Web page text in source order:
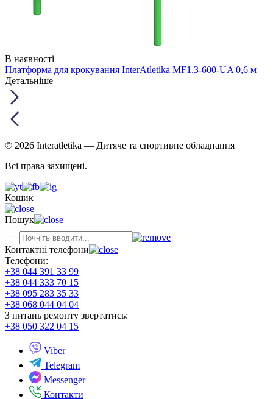
В наявності
Платформа для крокування InterAtletika MF1.3-600-UA 0,6 м
Детальніше
© 2026 Interatletika — Дитяче та спортивне обладнання
Всі права захищені.
Кошик
Пошук
Контактні телефони
Телефони:
+38 044 391 33 99
+38 044 333 70 15
+38 095 283 35 33
+38 068 044 04 04
З питань ремонту звертатись:
+38 050 322 04 15
Viber
Telegram
Messenger
Контакти